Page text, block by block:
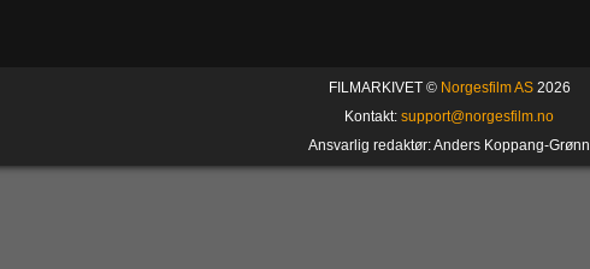
FILMARKIVET © Norgesfilm AS2026
Kontakt: support@norgesfilm.no
Ansvarlig redaktør: Anders Koppang-Grønn